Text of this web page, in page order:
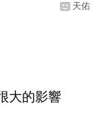
天佑
大的影響